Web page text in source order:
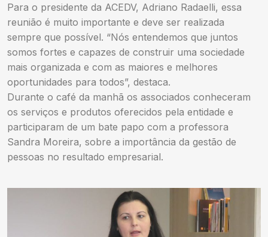
Para o presidente da ACEDV, Adriano Radaelli, essa
reunião é muito importante e deve ser realizada
sempre que possível. “Nós entendemos que juntos
somos fortes e capazes de construir uma sociedade
mais organizada e com as maiores e melhores
oportunidades para todos”, destaca.
Durante o café da manhã os associados conheceram
os serviços e produtos oferecidos pela entidade e
participaram de um bate papo com a professora
Sandra Moreira, sobre a importância da gestão de
pessoas no resultado empresarial.